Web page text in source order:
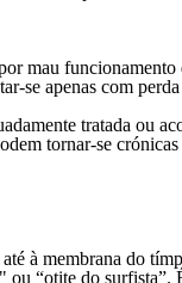
mau
apenas com
tratada ou
tornar-se
à membrana do
“otite do surfista”.